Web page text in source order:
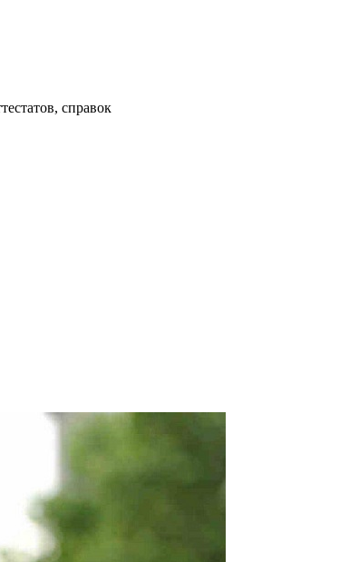
справок